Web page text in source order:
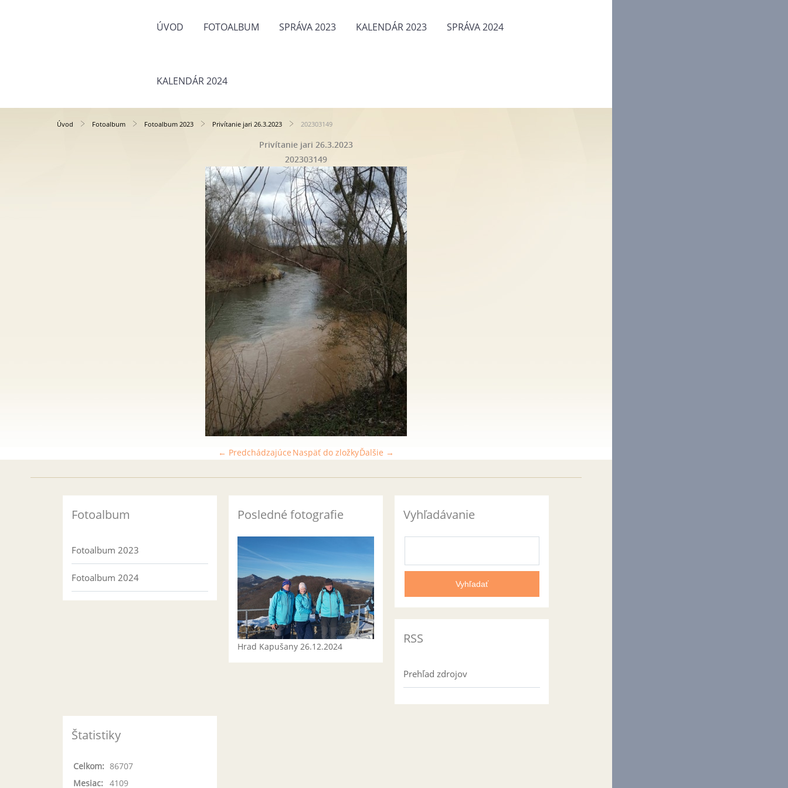
ÚVOD FOTOALBUM SPRÁVA 2023 KALENDÁR 2023 SPRÁVA 2024
KALENDÁR 2024
Úvod Fotoalbum Fotoalbum 2023 Privítanie jari 26.3.2023 202303149
Privítanie jari 26.3.2023
202303149
← Predchádzajúce Ďalšie →
Naspäť do zložky
Fotoalbum
Fotoalbum 2023
Fotoalbum 2024
Posledné fotografie
Hrad Kapušany 26.12.2024
Vyhľadávanie
RSS
Prehľad zdrojov
Štatistiky
Celkom: 86707
Mesiac: 4109